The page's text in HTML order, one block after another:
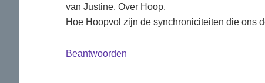
van Justine. Over Hoop.
Hoe Hoopvol zijn de synchroniciteiten die ons
Beantwoorden